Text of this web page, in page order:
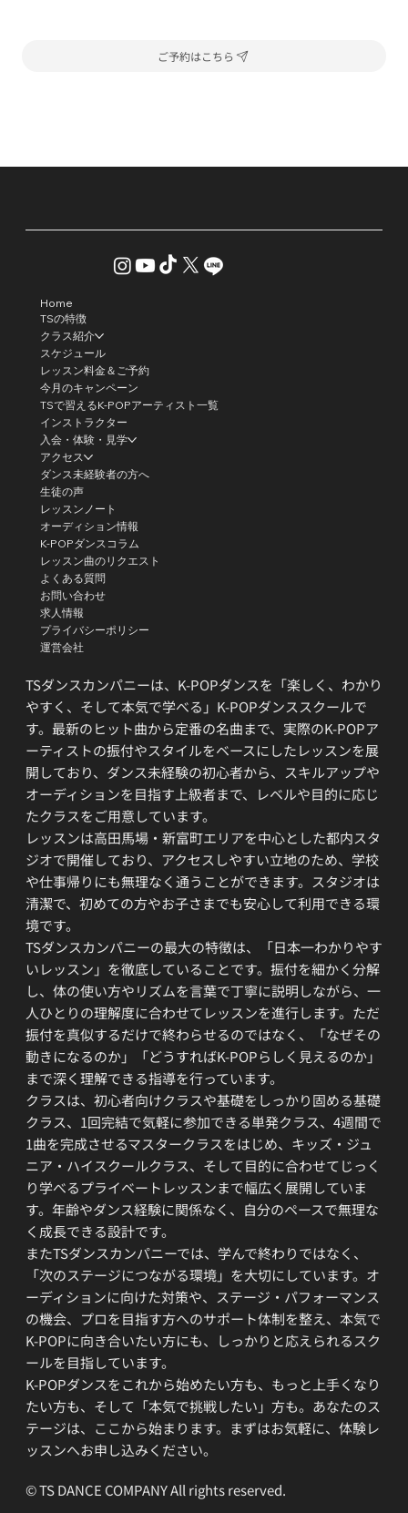
ご予約はこちら
TSダンスカンパニーは、K-POPダンスを「楽しく、わかり
やすく、そして本気で学べる」K-POPダンススクールで
す。最新のヒット曲から定番の名曲まで、実際のK-POPア
ーティストの振付やスタイルをベースにしたレッスンを展
開しており、ダンス未経験の初心者から、スキルアップや
オーディションを目指す上級者まで、レベルや目的に応じ
たクラスをご用意しています。
レッスンは高田馬場・新富町エリアを中心とした都内スタ
ジオで開催しており、アクセスしやすい立地のため、学校
や仕事帰りにも無理なく通うことができます。スタジオは
清潔で、初めての方やお子さまでも安心して利用できる環
境です。
TSダンスカンパニーの最大の特徴は、「日本一わかりやす
いレッスン」を徹底していることです。振付を細かく分解
し、体の使い方やリズムを言葉で丁寧に説明しながら、一
人ひとりの理解度に合わせてレッスンを進行します。ただ
振付を真似するだけで終わらせるのではなく、「なぜその
動きになるのか」「どうすればK-POPらしく見えるのか」
まで深く理解できる指導を行っています。
クラスは、初心者向けクラスや基礎をしっかり固める基礎
クラス、1回完結で気軽に参加できる単発クラス、4週間で
1曲を完成させるマスタークラスをはじめ、キッズ・ジュ
ニア・ハイスクールクラス、そして目的に合わせてじっく
り学べるプライベートレッスンまで幅広く展開していま
す。年齢やダンス経験に関係なく、自分のペースで無理な
く成長できる設計です。
またTSダンスカンパニーでは、学んで終わりではなく、
「次のステージにつながる環境」を大切にしています。オ
ーディションに向けた対策や、ステージ・パフォーマンス
の機会、プロを目指す方へのサポート体制を整え、本気で
K-POPに向き合いたい方にも、しっかりと応えられるスク
ールを目指しています。
K-POPダンスをこれから始めたい方も、もっと上手くなり
たい方も、そして「本気で挑戦したい」方も。あなたのス
テージは、ここから始まります。まずはお気軽に、体験レ
ッスンへお申し込みください。
Home
TSの特徴
クラス紹介
スケジュール
レッスン料金＆ご予約
今月のキャンペーン
TSで習えるK-POPアーティスト一覧
インストラクター
入会・体験・見学
アクセス
ダンス未経験者の方へ
生徒の声
レッスンノート
オーディション情報
K-POPダンスコラム
レッスン曲のリクエスト
よくある質問
お問い合わせ
求人情報
プライバシーポリシー
運営会社
© TS DANCE COMPANY All rights reserved.